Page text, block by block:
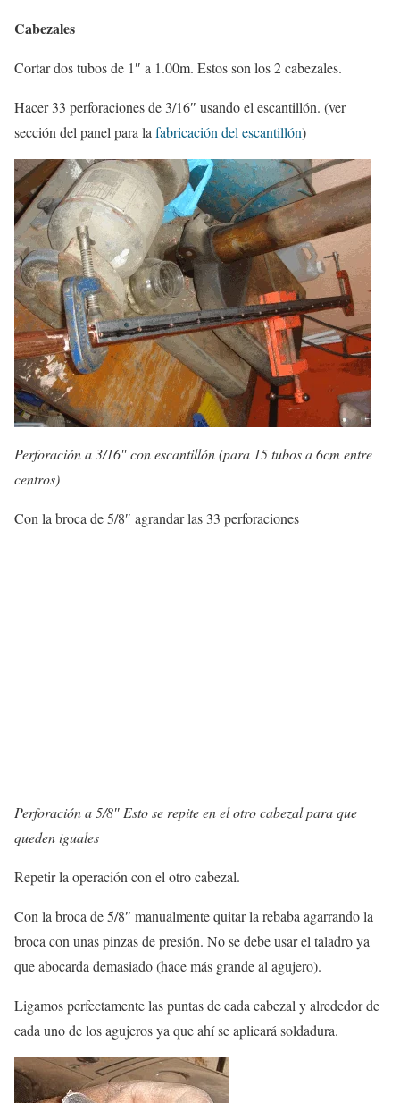
Cabezales
Cortar dos tubos de 1″ a 1.00m. Estos son los 2 cabezales.
Hacer 33 perforaciones de 3/16″ usando el escantillón. (ver
sección del panel para la fabricación del escantillón)
Perforación a 3/16″ con escantillón (para 15 tubos a 6cm entre
centros)
Con la broca de 5/8″ agrandar las 33 perforaciones
Perforación a 5/8″ Esto se repite en el otro cabezal para que
queden iguales
Repetir la operación con el otro cabezal.
Con la broca de 5/8″ manualmente quitar la rebaba agarrando la
broca con unas pinzas de presión. No se debe usar el taladro ya
que abocarda demasiado (hace más grande al agujero).
Ligamos perfectamente las puntas de cada cabezal y alrededor de
cada uno de los agujeros ya que ahí se aplicará soldadura.